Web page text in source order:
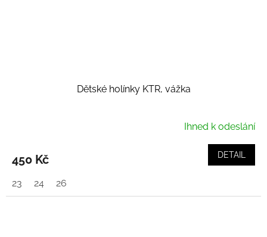
Dětské holínky KTR, vážka
Ihned k odeslání
450 Kč DETAIL
23 24 26